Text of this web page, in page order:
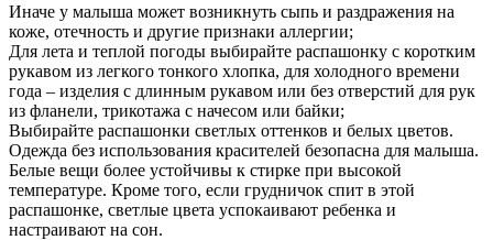
Иначе у малыша может возникнуть сыпь и раздражения на
коже, отечность и другие признаки аллергии;
Для лета и теплой погоды выбирайте распашонку с коротким
рукавом из легкого тонкого хлопка, для холодного времени
года – изделия с длинным рукавом или без отверстий для рук
из фланели, трикотажа с начесом или байки;
Выбирайте распашонки светлых оттенков и белых цветов.
Одежда без использования красителей безопасна для малыша.
Белые вещи более устойчивы к стирке при высокой
температуре. Кроме того, если грудничок спит в этой
распашонке, светлые цвета успокаивают ребенка и
настраивают на сон.